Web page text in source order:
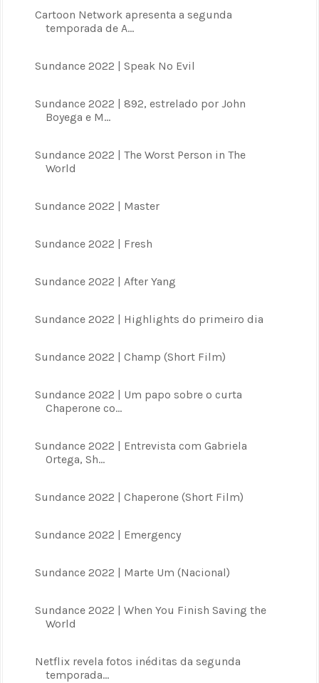
Cartoon Network apresenta a segunda
temporada de A...
Sundance 2022 | Speak No Evil
Sundance 2022 | 892, estrelado por John
Boyega e M...
Sundance 2022 | The Worst Person in The
World
Sundance 2022 | Master
Sundance 2022 | Fresh
Sundance 2022 | After Yang
Sundance 2022 | Highlights do primeiro dia
Sundance 2022 | Champ (Short Film)
Sundance 2022 | Um papo sobre o curta
Chaperone co...
Sundance 2022 | Entrevista com Gabriela
Ortega, Sh...
Sundance 2022 | Chaperone (Short Film)
Sundance 2022 | Emergency
Sundance 2022 | Marte Um (Nacional)
Sundance 2022 | When You Finish Saving the
World
Netflix revela fotos inéditas da segunda
temporada...